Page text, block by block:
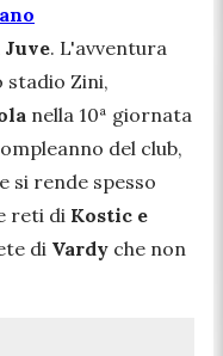
. L'avventura
stadio Zini,
nella 10ª giornata
del club,
si rende spesso
reti di Kostic e
di Vardy che non